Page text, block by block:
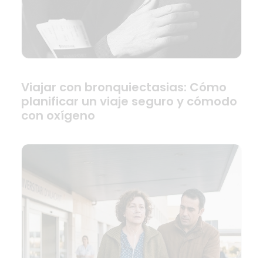
Viajar con bronquiectasias: Cómo
planificar un viaje seguro y cómodo
con oxígeno